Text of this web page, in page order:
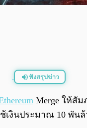
ฟังสรุปข่าว
Merge ให้สั
เงินประมาณ 10 พัน